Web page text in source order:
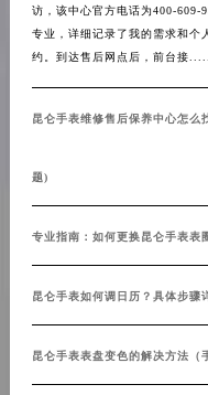
访，该中心官方电话为400-609-
专业，详细记录了我的需求和个
约。到达售后网点后，前台接
昆仑手表维修售后保养中心怎么
题)
专业指南：如何更换昆仑手表表
昆仑手表如何调日历？具体步骤
昆仑手表表盘变色的解决方法（